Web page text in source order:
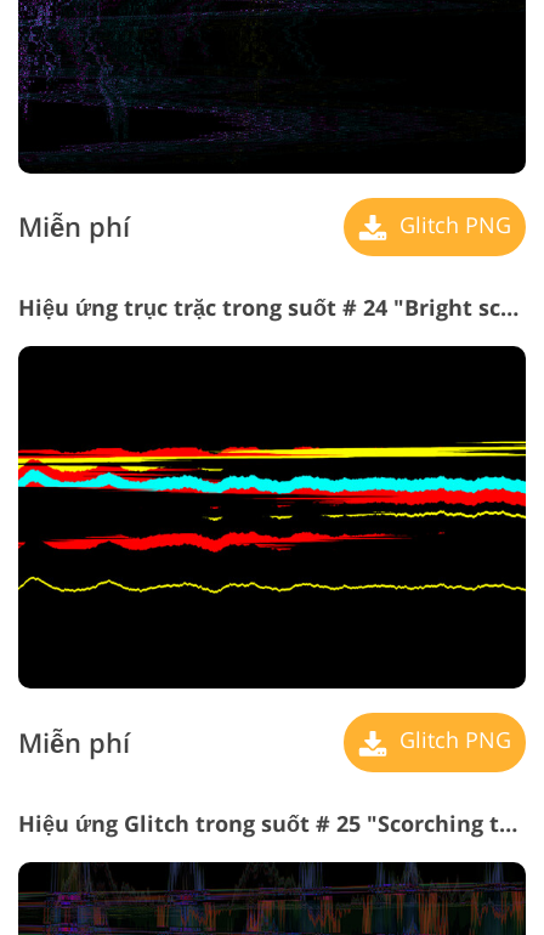
Miễn phí Glitch PNG
Hiệu ứng trục trặc trong suốt # 24 "Bright scribbles"
Miễn phí Glitch PNG
Hiệu ứng Glitch trong suốt # 25 "Scorching touch"